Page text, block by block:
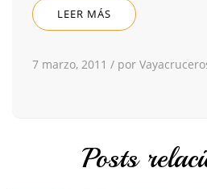
LEER MÁS
7 marzo, 2011 / por
Posts